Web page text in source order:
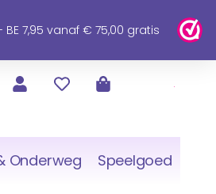
7,95 vanaf € 75,00 gratis
Onderweg Speelgoed